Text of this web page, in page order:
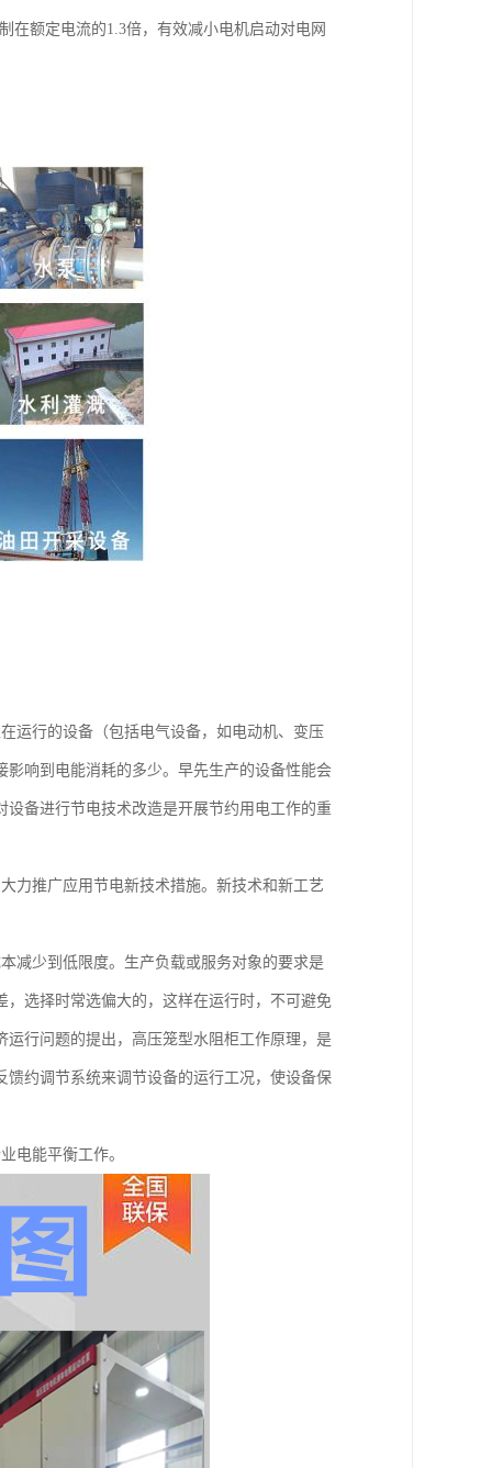
在额定电流的1.3倍，有效减小电机启动对电网
运行的设备（包括电气设备，如电动机、变压
响到电能消耗的多少。早先生产的设备性能会
备进行节电技术改造是开展节约用电工作的重
力推广应用节电新技术措施。新技术和新工艺
减少到低限度。生产负载或服务对象的要求是
选择时常选偏大的，这样在运行时，不可避免
行问题的提出，高压笼型水阻柜工作原理，是
约调节系统来调节设备的运行工况，使设备保
电能平衡工作。